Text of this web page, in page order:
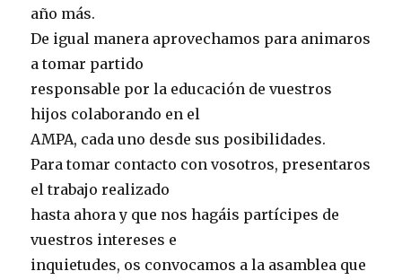
año más.
De igual manera aprovechamos para animaros
a tomar partido
responsable por la educación de vuestros
hijos colaborando en el
AMPA, cada uno desde sus posibilidades.
Para tomar contacto con vosotros, presentaros
el trabajo realizado
hasta ahora y que nos hagáis partícipes de
vuestros intereses e
inquietudes, os convocamos a la asamblea que